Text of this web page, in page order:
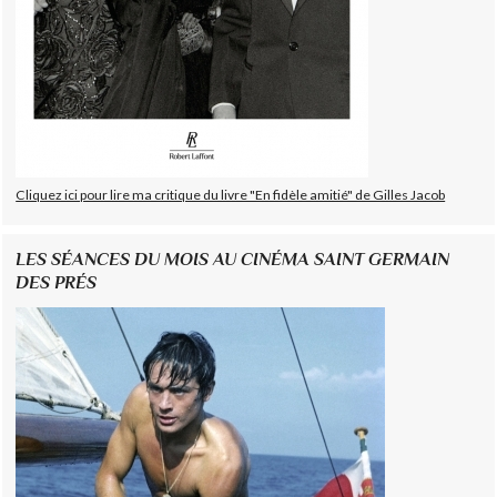
Cliquez ici pour lire ma critique du livre "En fidèle amitié" de Gilles Jacob
LES SÉANCES DU MOIS AU CINÉMA SAINT GERMAIN
DES PRÉS